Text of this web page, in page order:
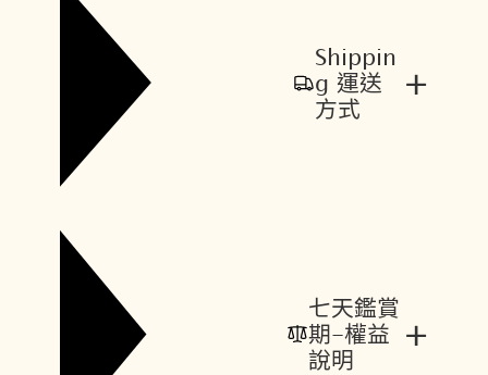
Shippin
g 運送
方式
+
七天鑑賞
期-權益
說明
+